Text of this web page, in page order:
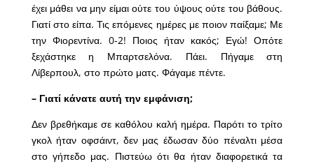
έχει μάθει να μην είμαι ούτε του ύψους ούτε του βάθους.
Γιατί στο είπα. Τις επόμενες ημέρες με ποιον παίξαμε; Με
την Φιορεντίνα. 0-2! Ποιος ήταν κακός; Εγώ! Οπότε
ξεχάστηκε η Μπαρτσελόνα. Πάει. Πήγαμε στη
Λίβερπουλ, στο πρώτο ματς. Φάγαμε πέντε.
– Γιατί κάνατε αυτή την εμφάνιση;
Δεν βρεθήκαμε σε καθόλου καλή ημέρα. Παρότι το τρίτο
γκολ ήταν οφσάιντ, δεν μας έδωσαν δύο πέναλτι μέσα
στο γήπεδο μας. Πιστεύω ότι θα ήταν διαφορετικά τα